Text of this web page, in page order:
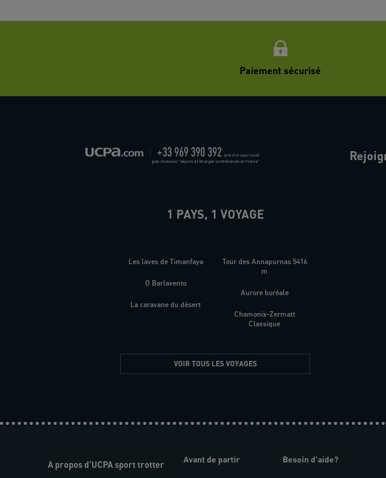
Paiement sécurisé
1 PAYS, 1 VOYAGE
Les laves de Timanfaya
O Barlavento
La caravane du désert
Tour des Annapurnas 5416
m
Aurore boréale
Chamonix-Zermatt
Classique
VOIR TOUS LES VOYAGES
A propos d'UCPA sport trotter
Avant de partir Besoin d'aide?